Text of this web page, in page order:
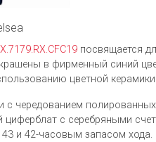
посвящается
в фирменный синий
цветной керамики.
с чередованием
циферблат с серебряными
и 42-часовым запасом